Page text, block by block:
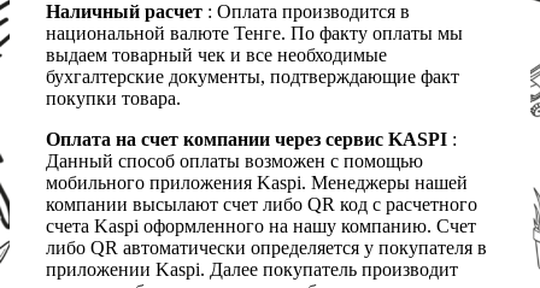
Наличный расчет : Оплата производится в
национальной валюте Тенге. По факту оплаты мы
выдаем товарный чек и все необходимые
бухгалтерские документы, подтверждающие факт
покупки товара.
Оплата на счет компании через сервис KASPI :
Данный способ оплаты возможен с помощью
мобильного приложения Kaspi. Менеджеры нашей
компании высылают счет либо QR код с расчетного
счета Kaspi оформленного на нашу компанию. Счет
либо QR автоматически определяется у покупателя в
приложении Kaspi. Далее покупатель производит